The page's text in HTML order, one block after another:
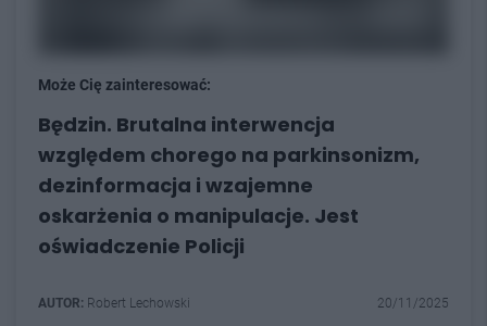
Może Cię zainteresować:
Będzin. Brutalna interwencja
względem chorego na parkinsonizm,
dezinformacja i wzajemne
oskarżenia o manipulacje. Jest
oświadczenie Policji
AUTOR: Robert Lechowski 20/11/2025